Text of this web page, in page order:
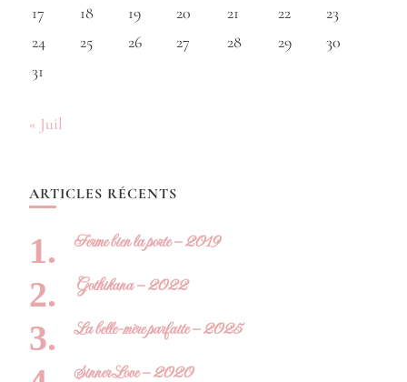
17
18 19 20 21 22
23
24
25 26 27 28 29
30
31
« Juil
ARTICLES RÉCENTS
Ferme bien la porte – 2019
Gothikana – 2022
La belle-mère parfaite – 2025
Sinner Love – 2020